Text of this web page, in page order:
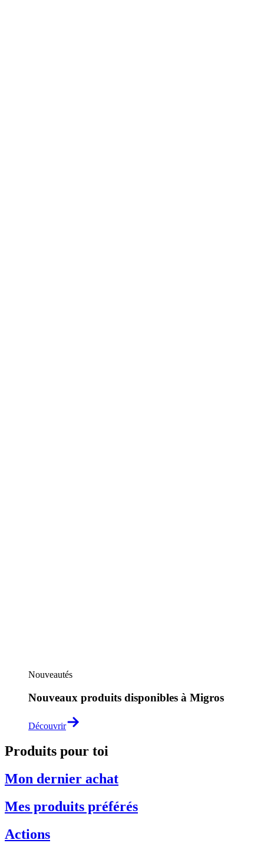
Nouveautés
Nouveaux produits disponibles à Migros
Découvrir
Produits pour toi
Mon dernier achat
Mes produits préférés
Actions